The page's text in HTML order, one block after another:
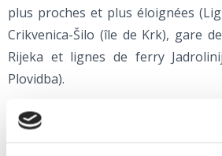
plus proches et plus éloignées
Crikvenica-Šilo (île de Krk), gare
Rijeka et lignes de ferry
Plovidba).
De plus, des conseils et des